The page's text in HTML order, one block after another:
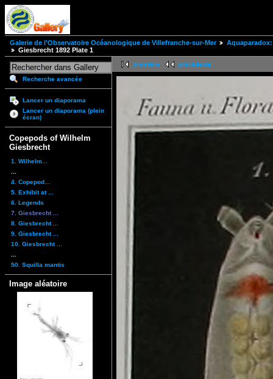
Galerie de l'Observatoire Océanologique de Villefranche-sur-Mer
Giesbrecht 1892 Plate 1
Recherche avancée
Lancer un diaporama
Lancer un diaporama (plein
écran)
Copepods of Wilhelm
Giesbrecht
1. Wilhelm...
4. Copepod...
5. Exhibit at ...
6. Legends
7. Giesbrecht ...
8. Giesbrecht ...
9. Giesbrecht ...
10. Giesbrecht ...
50. Squilla mantis
Image aléatoire
première précédente